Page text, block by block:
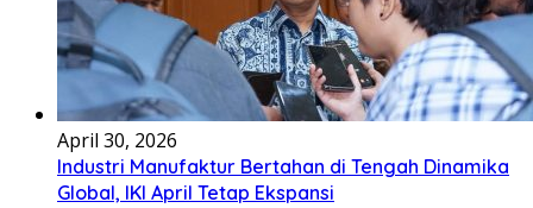
April 30, 2026
Industri Manufaktur Bertahan di Tengah Dinamika
Global, IKI April Tetap Ekspansi